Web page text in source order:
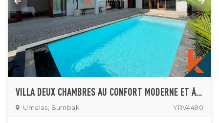
VILLA DEUX CHAMBRES AU CONFORT MODERNE ET À L'AMBIANCE AÉRÉE, IDÉALEMENT SITUÉE À UMALAS
Umalas, Bumbak YRV4490